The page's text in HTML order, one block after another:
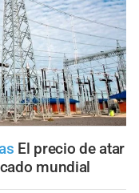
El precio de atar
mundial